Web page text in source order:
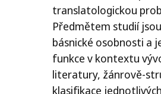
translatologickou
Předmětem studií
básnické osobnosti a
funkce v kontextu
literatury, žánrově-
klasifikace jednotlivých